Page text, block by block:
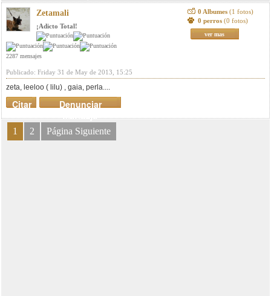
Zetamali
¡Adicto Total!
2287 mensajes
0 Albumes (1 fotos)
0 perros (0 fotos)
ver mas
Publicado: Friday 31 de May de 2013, 15:25
zeta, leeloo ( lilu) , gaia, perla....
Denunciar
mensaje
Citar
1 2 Página Siguiente